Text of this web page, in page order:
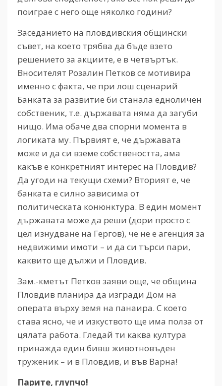
поиграе с него още няколко години?
Заседанието на пловдивския общински
съвет, на което трябва да бъде взето
решението за акциите, е в четвъртък.
Вносителят Розалин Петков се мотивира
именно с факта, че при лош сценарий
Банката за развитие би станала едноличен
собственик, т.е. държавата няма да загуби
нищо. Има обаче два спорни момента в
логиката му. Първият е, че държавата
може и да си вземе собствеността, ама
какъв е конкретният интерес на Пловдив?
Да угоди на текущи схеми? Вторият е, че
банката е силно зависима от
политическата конюнктура. В един момент
държавата може да реши (дори просто с
цел изнудване на Гергов), че не е агенция за
недвижими имоти – и да си търси пари,
каквито ще дължи и Пловдив.
Зам.-кметът Петков заяви още, че община
Пловдив планира да изгради Дом на
операта върху земя на панаира. С което
става ясно, че и изкуството ще има полза от
цялата работа. Гледай ти каква култура
принажда един бивш животновъден
труженик – и в Пловдив, и във Варна!
Парите, глупчо!